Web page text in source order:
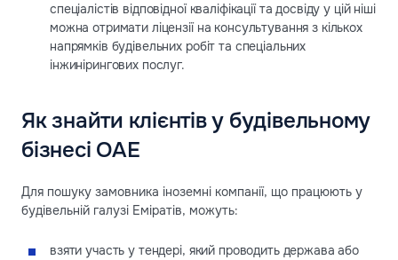
спеціалістів відповідної кваліфікації та досвіду у цій ніші
можна отримати ліцензії на консультування з кількох
напрямків будівельних робіт та спеціальних
інжинірингових послуг.
Як знайти клієнтів у будівельному
бізнесі ОАЕ
Для пошуку замовника іноземні компанії, що працюють у
будівельній галузі Еміратів, можуть:
взяти участь у тендері, який проводить держава або